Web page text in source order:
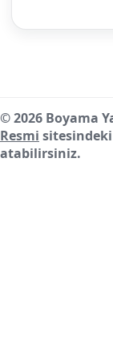
© 2026 Boyama
Resmi sitesindeki
atabilirsiniz.